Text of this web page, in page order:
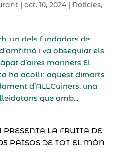
| oct. 10, 2024| Notícies,
un dels fundadors de
i va obsequiar els
d’aires mariners El
ha acollit aquest dimarts
d’ALLCuiners, una
que amb...